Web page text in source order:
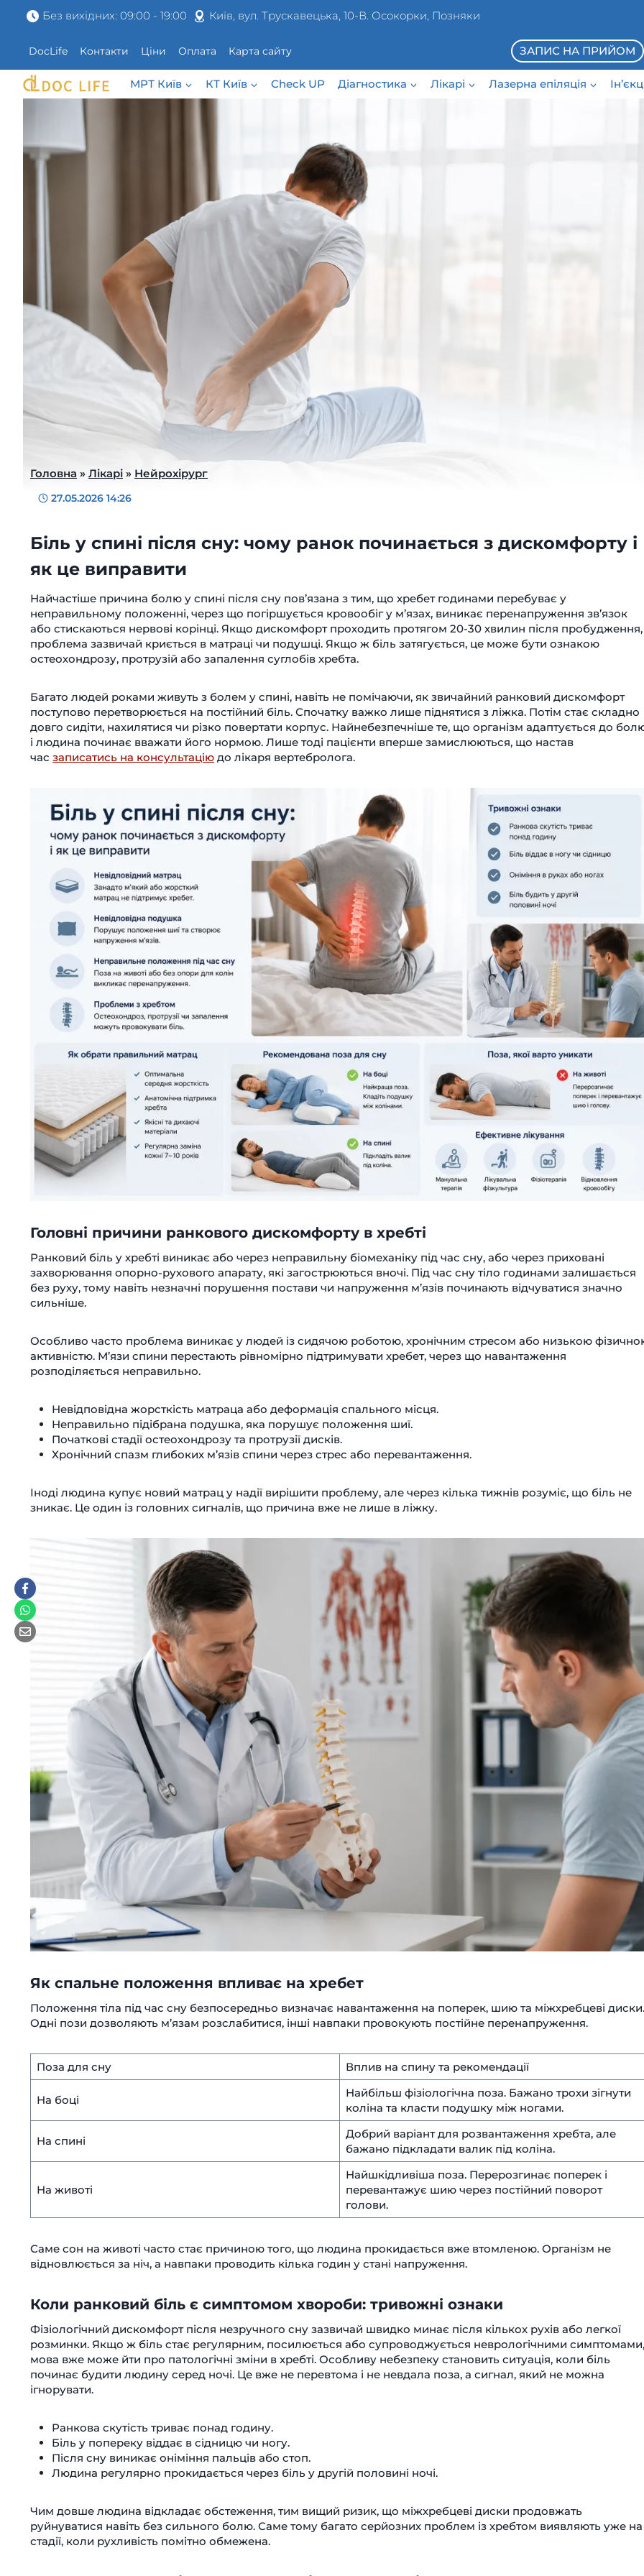
Перейти
Без вихідних: 09:00 - 19:00 Київ, вул. Трускавецька, 10-В. Осокорки, Позняки
DocLife Контакти Ціни Оплата Карта сайту ЗАПИС НА ПРИЙОМ
МРТ Київ КТ Київ Check UP Діагностика Лікарі Лазерна епіляція
Головна » Лікарі » Нейрохірург
27.05.2026 14:26
Біль у спині після сну: чому ранок починається з дискомфорту і
як це виправити
Найчастіше причина болю у спині після сну пов’язана з тим, що хребет годинами перебуває у
неправильному положенні, через що погіршується кровообіг у м’язах, виникає перенапруження зв’язок
або стискаються нервові корінці. Якщо дискомфорт проходить протягом 20-30 хвилин після пробудження,
проблема зазвичай криється в матраці чи подушці. Якщо ж біль затягується, це може бути ознакою
остеохондрозу, протрузій або запалення суглобів хребта.
Багато людей роками живуть з болем у спині, навіть не помічаючи, як звичайний ранковий дискомфорт
поступово перетворюється на постійний біль. Спочатку важко лише піднятися з ліжка. Потім стає складно
довго сидіти, нахилятися чи різко повертати корпус. Найнебезпечніше те, що організм адаптується до
і людина починає вважати його нормою. Лише тоді пацієнти вперше замислюються, що настав
час записатись на консультацію до лікаря вертебролога.
Головні причини ранкового дискомфорту в хребті
Ранковий біль у хребті виникає або через неправильну біомеханіку під час сну, або через приховані
захворювання опорно-рухового апарату, які загострюються вночі. Під час сну тіло годинами залишається
без руху, тому навіть незначні порушення постави чи напруження м’язів починають відчуватися значно
сильніше.
Особливо часто проблема виникає у людей із сидячою роботою, хронічним стресом або низькою
активністю. М’язи спини перестають рівномірно підтримувати хребет, через що навантаження
розподіляється неправильно.
Невідповідна жорсткість матраца або деформація спального місця.
Неправильно підібрана подушка, яка порушує положення шиї.
Початкові стадії остеохондрозу та протрузії дисків.
Хронічний спазм глибоких м’язів спини через стрес або перевантаження.
Іноді людина купує новий матрац у надії вирішити проблему, але через кілька тижнів розуміє, що біль не
зникає. Це один із головних сигналів, що причина вже не лише в ліжку.
Як спальне положення впливає на хребет
Положення тіла під час сну безпосередньо визначає навантаження на поперек, шию та міжхребцеві диски.
Одні пози дозволяють м’язам розслабитися, інші навпаки провокують постійне перенапруження.
Поза для сну Вплив на спину та рекомендації
На боці
Найбільш фізіологічна поза. Бажано трохи зігнути
коліна та класти подушку між ногами.
На спині
Добрий варіант для розвантаження хребта, але
бажано підкладати валик під коліна.
На животі
Найшкідливіша поза. Перерозгинає поперек і
перевантажує шию через постійний поворот
голови.
Саме сон на животі часто стає причиною того, що людина прокидається вже втомленою. Організм не
відновлюється за ніч, а навпаки проводить кілька годин у стані напруження.
Коли ранковий біль є симптомом хвороби: тривожні ознаки
Фізіологічний дискомфорт після незручного сну зазвичай швидко минає після кількох рухів або легкої
розминки. Якщо ж біль стає регулярним, посилюється або супроводжується неврологічними симптомами,
мова вже може йти про патологічні зміни в хребті. Особливу небезпеку становить ситуація, коли біль
починає будити людину серед ночі. Це вже не перевтома і не невдала поза, а сигнал, який не можна
ігнорувати.
Ранкова скутість триває понад годину.
Біль у попереку віддає в сідницю чи ногу.
Після сну виникає оніміння пальців або стоп.
Людина регулярно прокидається через біль у другій половині ночі.
Чим довше людина відкладає обстеження, тим вищий ризик, що міжхребцеві диски продовжать
руйнуватися навіть без сильного болю. Саме тому багато серйозних проблем із хребтом виявляють уже на
стадії, коли рухливість помітно обмежена.